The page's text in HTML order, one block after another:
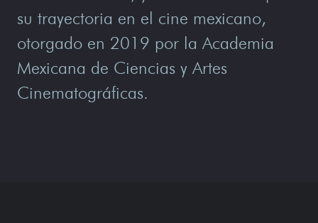
su trayectoria en el cine mexicano,
otorgado en 2019 por la Academia
Mexicana de Ciencias y Artes
Cinematográficas.